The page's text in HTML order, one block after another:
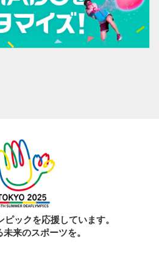
ックを応援しています。
来のスポーツを。